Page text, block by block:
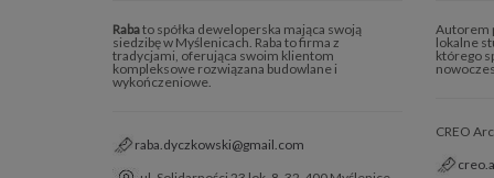
Rabato spółka deweloperska mająca swoją
siedzibę w Myślenicach. Raba to firma z
tradycjami, oferująca swoim klientom
kompleksowe rozwiązana budowlane i
wykończeniowe.
raba.dyczkowski@gmail.com
Autorem
lokalne
którego
CREO